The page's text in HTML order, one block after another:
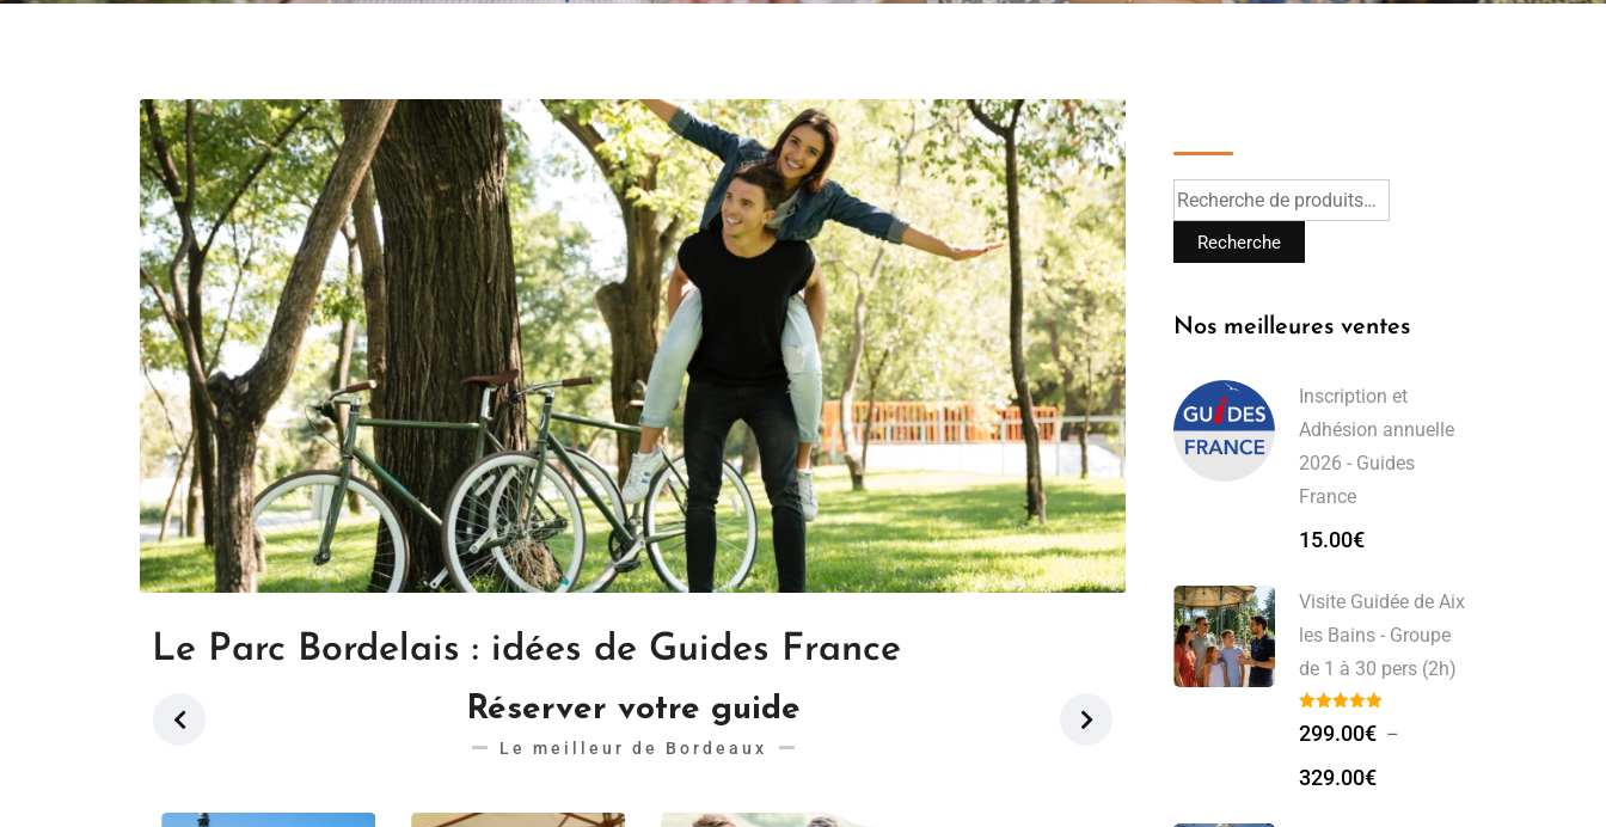
Le Parc Bordelais : idées de Guides France
Réserver votre guide
Le meilleur de Bordeaux
Recherche
Nos meilleures ventes
Inscription et
Adhésion annuelle
2026 - Guides
France
15.00€
Visite Guidée de Aix
les Bains - Groupe
de 1 à 30 pers (2h)
299.00€ –
329.00€